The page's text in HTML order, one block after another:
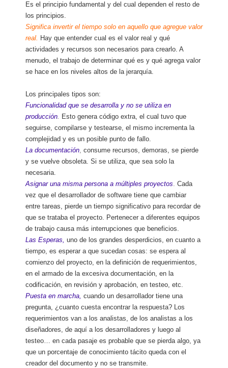
Es el principio fundamental y del cual dependen el resto de
los principios.
Significa invertir el tiempo solo en aquello que agregue valor
real. Hay que entender cual es el valor real y qué
actividades y recursos son necesarios para crearlo. A
menudo, el trabajo de determinar qué es y qué agrega valor
se hace en los niveles altos de la jerarquía.
Los principales tipos son:
Funcionalidad que se desarrolla y no se utiliza en
producción. Esto genera código extra, el cual tuvo que
seguirse, compilarse y testearse, el mismo incrementa la
complejidad y es un posible punto de fallo.
La documentación, consume recursos, demoras, se pierde
y se vuelve obsoleta. Si se utiliza, que sea solo la
necesaria.
Asignar una misma persona a múltiples proyectos. Cada
vez que el desarrollador de software tiene que cambiar
entre tareas, pierde un tiempo significativo para recordar de
que se trataba el proyecto. Pertenecer a diferentes equipos
de trabajo causa más interrupciones que beneficios.
Las Esperas, uno de los grandes desperdicios, en cuanto a
tiempo, es esperar a que sucedan cosas: se espera al
comienzo del proyecto, en la definición de requerimientos,
en el armado de la excesiva documentación, en la
codificación, en revisión y aprobación, en testeo, etc.
Puesta en marcha, cuando un desarrollador tiene una
pregunta, ¿cuanto cuesta encontrar la respuesta? Los
requerimientos van a los analistas, de los analistas a los
diseñadores, de aquí a los desarrolladores y luego al
testeo… en cada pasaje es probable que se pierda algo, ya
que un porcentaje de conocimiento tácito queda con el
creador del documento y no se transmite.